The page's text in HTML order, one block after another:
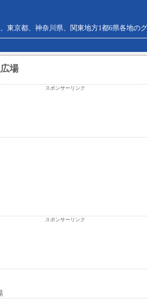
東京都、神奈川県、関東地方1都6県各地の
場
スポンサーリンク
スポンサーリンク